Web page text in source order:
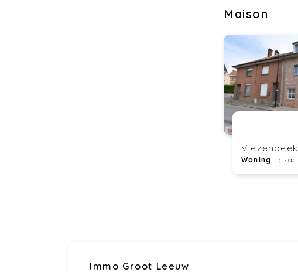
Maison
Vlezenbeek
Woning
Immo Groot Leeuw